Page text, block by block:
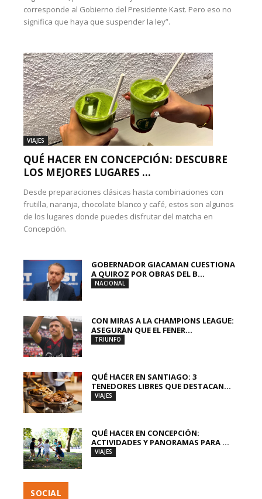
corresponde al Gobierno del Presidente Kast. Pero eso no
significa que haya que suspender la ley”.
VIAJES
QUÉ HACER EN CONCEPCIÓN: DESCUBRE
LOS MEJORES LUGARES ...
Desde preparaciones clásicas hasta combinaciones con
frutilla, naranja, chocolate blanco y café, estos son algunos
de los lugares donde puedes disfrutar del matcha en
Concepción.
GOBERNADOR GIACAMAN CUESTIONA
A QUIROZ POR OBRAS DEL B...
NACIONAL
CON MIRAS A LA CHAMPIONS LEAGUE:
ASEGURAN QUE EL FENER...
TRIUNFO
QUÉ HACER EN SANTIAGO: 3
TENEDORES LIBRES QUE DESTACAN...
VIAJES
QUÉ HACER EN CONCEPCIÓN:
ACTIVIDADES Y PANORAMAS PARA ...
VIAJES
SOCIAL